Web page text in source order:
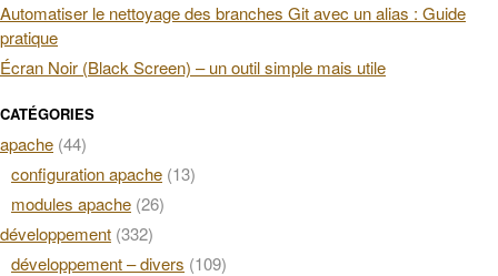
Automatiser le nettoyage des branches Git avec un alias : Guide
pratique
Écran Noir (Black Screen) – un outil simple mais utile
CATÉGORIES
apache (44)
configuration apache (13)
modules apache (26)
développement (332)
développement – divers (109)